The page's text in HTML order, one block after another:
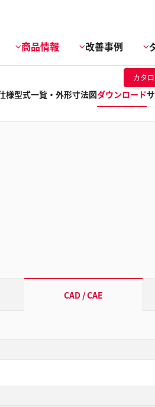
商品情報 改善事例
カタ
様型式一覧・外形寸法図ダウンロード
CAD / CAE